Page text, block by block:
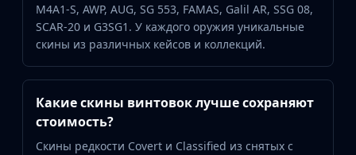
M4A1-S, AWP, AUG, SG 553, FAMAS, Galil AR, SSG 08,
SCAR-20 и G3SG1. У каждого оружия уникальные
скины из различных кейсов и коллекций.
Какие скины винтовок лучше сохраняют
стоимость?
Скины редкости Covert и Classified из снятых с